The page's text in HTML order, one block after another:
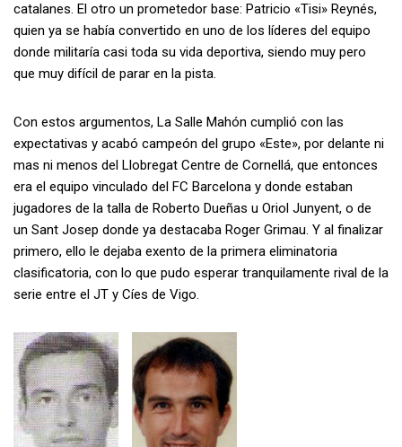
catalanes. El otro un prometedor base: Patricio «Tisi» Reynés,
quien ya se había convertido en uno de los líderes del equipo
donde militaría casi toda su vida deportiva, siendo muy pero
que muy difícil de parar en la pista.
Con estos argumentos, La Salle Mahón cumplió con las
expectativas y acabó campeón del grupo «Este», por delante ni
mas ni menos del Llobregat Centre de Cornellá, que entonces
era el equipo vinculado del FC Barcelona y donde estaban
jugadores de la talla de Roberto Dueñas u Oriol Junyent, o de
un Sant Josep donde ya destacaba Roger Grimau. Y al finalizar
primero, ello le dejaba exento de la primera eliminatoria
clasificatoria, con lo que pudo esperar tranquilamente rival de la
serie entre el JT y Cíes de Vigo.